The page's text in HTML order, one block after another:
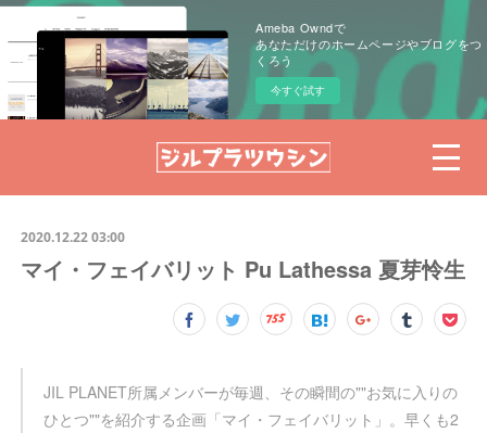
Ameba Owndで
あなただけのホームページやブログをつ
くろう
今すぐ試す
2020.12.22 03:00
マイ・フェイバリット Pu Lathessa 夏芽怜生
JIL PLANET所属メンバーが毎週、その瞬間の""お気に入りの
ひとつ""を紹介する企画「マイ・フェイバリット」。早くも2